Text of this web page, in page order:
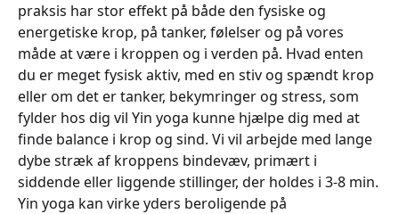
praksis har stor effekt på både den fysiske og
energetiske krop, på tanker, følelser og på vores
måde at være i kroppen og i verden på. Hvad enten
du er meget fysisk aktiv, med en stiv og spændt krop
eller om det er tanker, bekymringer og stress, som
fylder hos dig vil Yin yoga kunne hjælpe dig med at
finde balance i krop og sind. Vi vil arbejde med lange
dybe stræk af kroppens bindevæv, primært i
siddende eller liggende stillinger, der holdes i 3-8 min.
Yin yoga kan virke yders beroligende på